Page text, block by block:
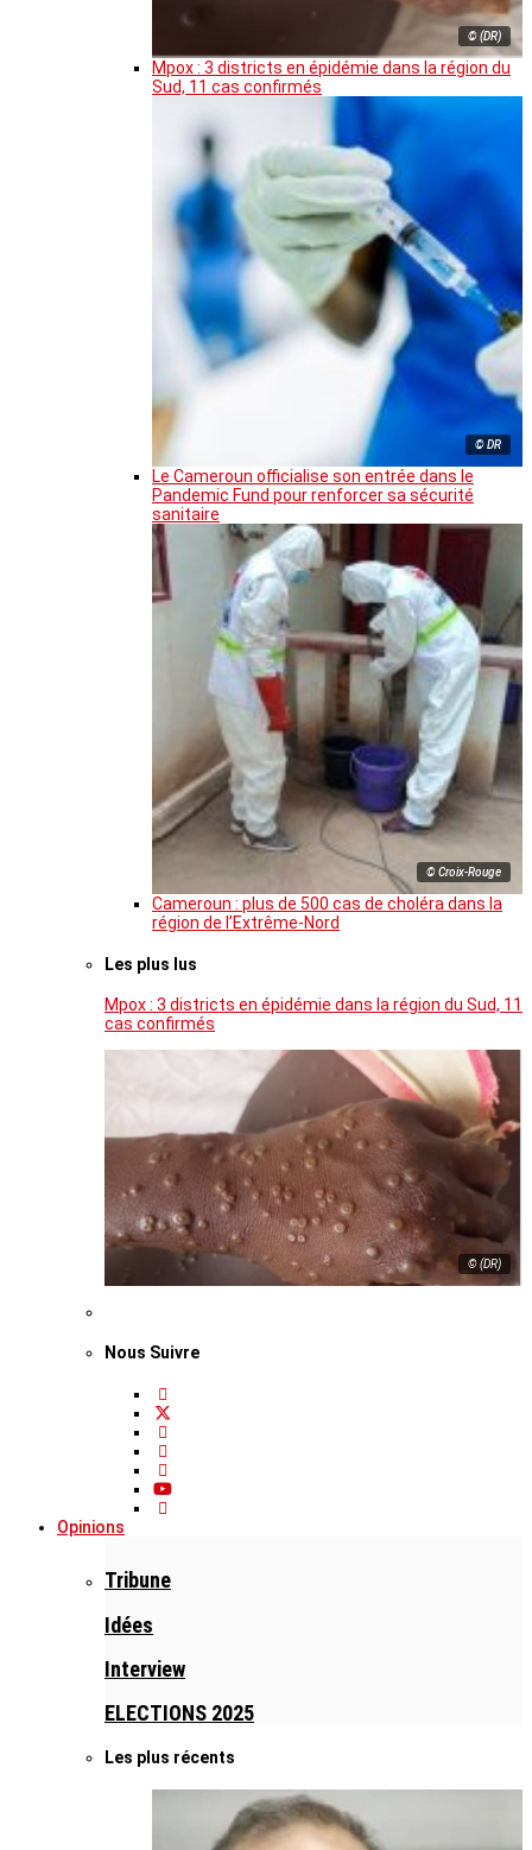
© (DR)
Mpox : 3 districts en épidémie dans la région du
Sud, 11 cas confirmés
© DR
Le Cameroun officialise son entrée dans le
Pandemic Fund pour renforcer sa sécurité
sanitaire
© Croix-Rouge
Cameroun : plus de 500 cas de choléra dans la
région de l’Extrême-Nord
Les plus lus
Mpox : 3 districts en épidémie dans la région du Sud, 11
cas confirmés
© (DR)
Nous Suivre
Opinions
Tribune
Idées
Interview
ELECTIONS 2025
Les plus récents